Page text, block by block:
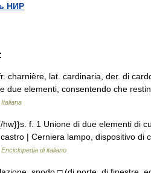
НИР
charnière, lat. cardinaria, der. di
due elementi, consentendo che
f. 1 Unione di due elementi di
| Cerniera lampo, dispositivo di
Enciclopedia di italiano